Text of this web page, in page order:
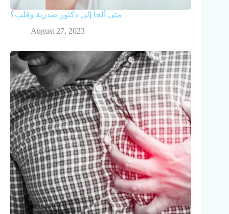
متى ألجأ إلى دكتور صدرية وقلب؟
August 27, 2023